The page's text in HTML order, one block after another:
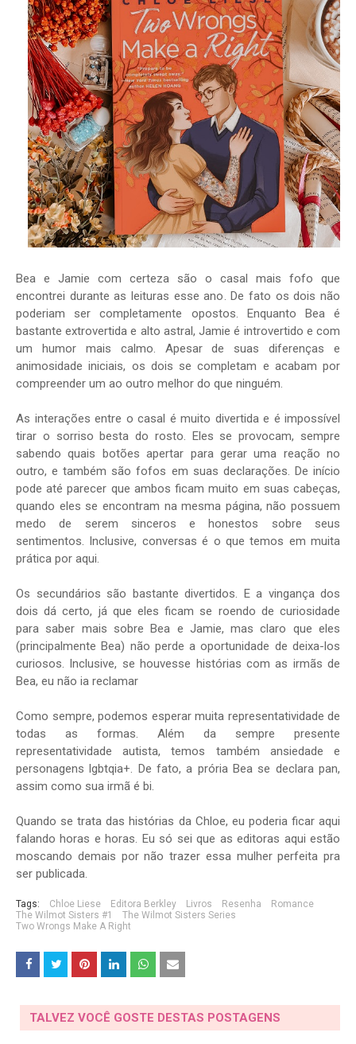
Bea e Jamie com certeza são o casal mais fofo que
encontrei durante as leituras esse ano. De fato os dois não
poderiam ser completamente opostos. Enquanto Bea é
bastante extrovertida e alto astral, Jamie é introvertido e com
um humor mais calmo. Apesar de suas diferenças e
animosidade iniciais, os dois se completam e acabam por
compreender um ao outro melhor do que ninguém.
As interações entre o casal é muito divertida e é impossível
tirar o sorriso besta do rosto. Eles se provocam, sempre
sabendo quais botões apertar para gerar uma reação no
outro, e também são fofos em suas declarações. De início
pode até parecer que ambos ficam muito em suas cabeças,
quando eles se encontram na mesma página, não possuem
medo de serem sinceros e honestos sobre seus
sentimentos. Inclusive, conversas é o que temos em muita
prática por aqui.
Os secundários são bastante divertidos. E a vingança dos
dois dá certo, já que eles ficam se roendo de curiosidade
para saber mais sobre Bea e Jamie, mas claro que eles
(principalmente Bea) não perde a oportunidade de deixa-los
curiosos. Inclusive, se houvesse histórias com as irmãs de
Bea, eu não ia reclamar
Como sempre, podemos esperar muita representatividade de
todas as formas. Além da sempre presente
representatividade autista, temos também ansiedade e
personagens lgbtqia+. De fato, a prória Bea se declara pan,
assim como sua irmã é bi.
Quando se trata das histórias da Chloe, eu poderia ficar aqui
falando horas e horas. Eu só sei que as editoras aqui estão
moscando demais por não trazer essa mulher perfeita pra
ser publicada.
Tags: Chloe Liese Editora Berkley Livros Resenha
Romance
The Wilmot Sisters #1
The Wilmot Sisters Series
Two Wrongs Make A Right
TALVEZ VOCÊ GOSTE DESTAS POSTAGENS